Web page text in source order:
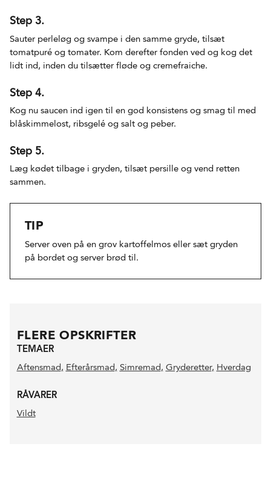
Step 3.
Sauter perleløg og svampe i den samme gryde, tilsæt
tomatpuré og tomater. Kom derefter fonden ved og kog det
lidt ind, inden du tilsætter fløde og cremefraiche.
Step 4.
Kog nu saucen ind igen til en god konsistens og smag til med
blåskimmelost, ribsgelé og salt og peber.
Step 5.
Læg kødet tilbage i gryden, tilsæt persille og vend retten
sammen.
TIP
Server oven på en grov kartoffelmos eller sæt gryden
på bordet og server brød til.
FLERE OPSKRIFTER
TEMAER
Aftensmad, Efterårsmad, Simremad, Gryderetter, Hverdag
RÅVARER
Vildt